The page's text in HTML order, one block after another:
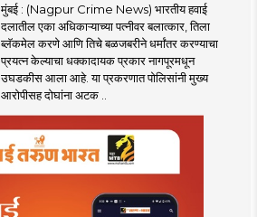
मुंबई : (Nagpur Crime News) भारतीय हवाई
दलातील एका अधिकाऱ्याच्या पत्नीवर बलात्कार, तिला
ब्लॅकमेल करणे आणि तिचे बळजबरीने धर्मांतर करण्याचा
प्रयत्न केल्याचा धक्कादायक प्रकार नागपूरमधून
उघडकीस आला आहे. या प्रकरणात पोलिसांनी मुख्य
आरोपीसह दोघांना अटक ..